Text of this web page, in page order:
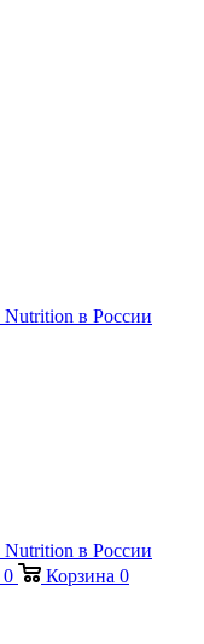
0 Корзина 0